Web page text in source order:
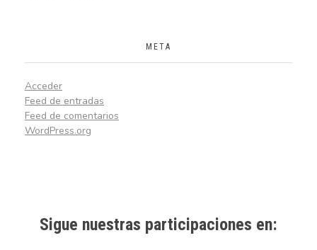
META
Acceder
Feed de entradas
Feed de comentarios
WordPress.org
Sigue nuestras participaciones en: